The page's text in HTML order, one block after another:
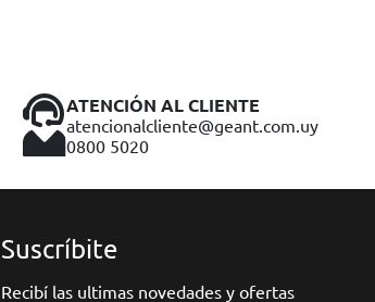
ATENCIÓN AL CLIENTE
atencionalcliente@geant.com.uy
0800 5020
Suscríbite
Recibí las ultimas novedades y ofertas